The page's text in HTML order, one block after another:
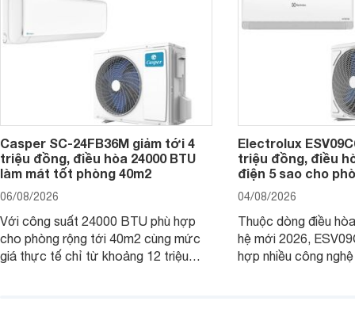
Casper SC-24FB36M giảm tới 4
triệu đồng, điều hòa 24000 BTU
làm mát tốt phòng 40m2
06/08/2026
Với công suất 24000 BTU phù hợp
cho phòng rộng tới 40m2 cùng mức
giá thực tế chỉ từ khoảng 12 triệu
Electrolux
triệu đồng, điều
điện 5 sao cho
04/08/2026
Thuộc dòng điều
hệ mới 2026,
hợp nhiều công